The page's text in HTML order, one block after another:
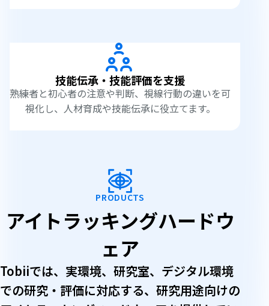
技能伝承・技能評価を支援
熟練者と初心者の注意や判断、視線行動の違いを可
視化し、人材育成や技能伝承に役立てます。
PRODUCTS
アイトラッキングハードウ
ェア
Tobiiでは、実環境、研究室、デジタル環境
での研究・評価に対応する、研究用途向けの